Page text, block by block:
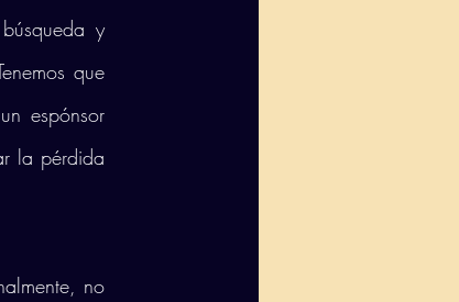
y
que
espónsor
la pérdida
no